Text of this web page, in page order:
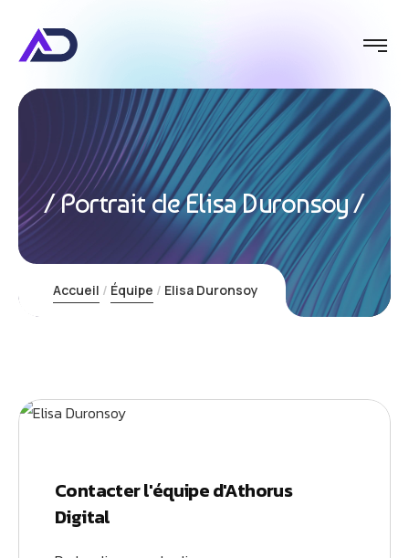
Portrait de Elisa Duronsoy
Accueil Équipe Elisa Duronsoy
Contacter l'équipe d'Athorus
Digital